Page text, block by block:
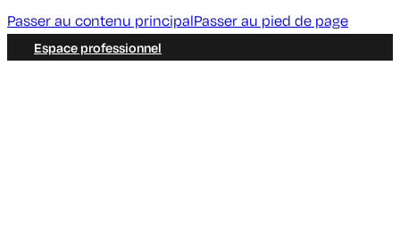
Passer au contenu principalPasser au pied de page
Espace professionnel